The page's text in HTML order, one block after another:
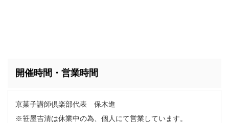
開催時間・営業時間
京菓子講師倶楽部代表 保木進
※笹屋吉清は休業中の為、個人にて営業しています。